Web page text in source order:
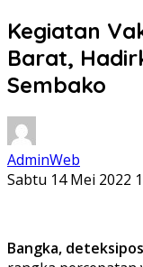
Kegiatan
Barat,
Sembako
AdminWeb
Sabtu 14 Mei 2022
Bangka,